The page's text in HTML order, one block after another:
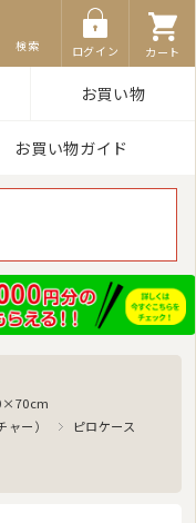
検索 ログイン カート
お買い物
お買い物ガイド
ー）
ピロケース